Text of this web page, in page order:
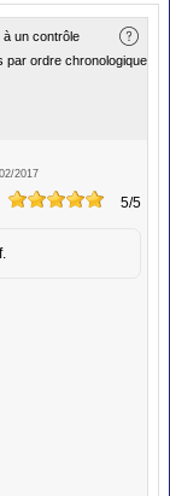
un contrôle
par ordre chronologique
2017
5/5